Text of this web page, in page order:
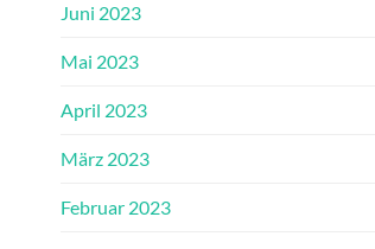
Juni 2023
Mai 2023
April 2023
März 2023
Februar 2023